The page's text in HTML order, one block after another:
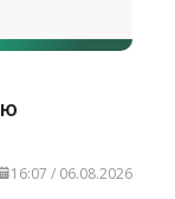
16:07 / 06.08.2026